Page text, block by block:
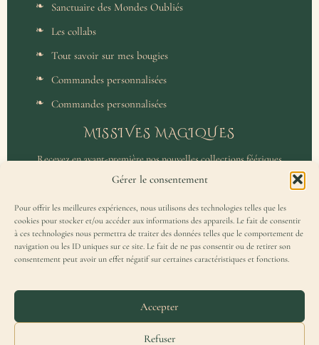
Gérer le consentement
Pour offrir les meilleures expériences, nous utilisons des technologies telles que les
cookies pour stocker et/ou accéder aux informations des appareils. Le fait de consentir
à ces technologies nous permettra de traiter des données telles que le comportement de
navigation ou les ID uniques sur ce site. Le fait de ne pas consentir ou de retirer son
consentement peut avoir un effet négatif sur certaines caractéristiques et fonctions.
Accepter
Refuser
Sanctuaire des Mondes Oubliés
Les collabs
Tout savoir sur mes bougies
Commandes personnalisées
Commandes personnalisées
MISSIVES MAGIQUES
Recevez en avant-première nos nouvelles collections féériques
et un accès privilégié aux coulisses de l'atelier.
J'accepte de recevoir la Missive Magique et j'ai lu lapolitique de